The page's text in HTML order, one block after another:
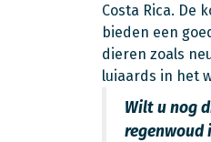
Costa Rica. De
bieden een
dieren zoals
luiaards in het
Wilt u nog
regenwoud